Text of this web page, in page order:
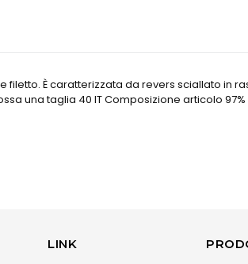
È caratterizzata da revers sciallato in
una taglia 40 IT Composizione articolo
LINK